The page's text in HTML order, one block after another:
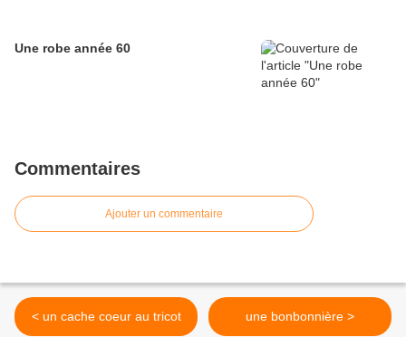
Une robe année 60
Commentaires
Ajouter un commentaire
< un cache coeur au tricot une bonbonnière >